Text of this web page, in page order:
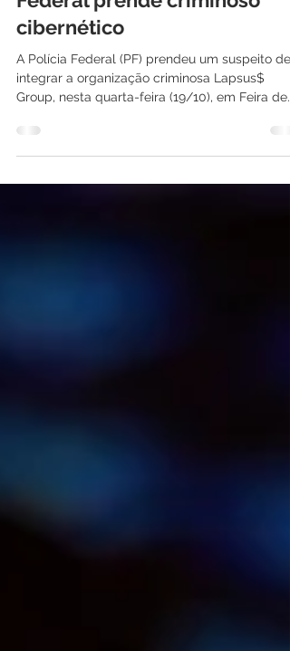
Lapsus$ Group: Polícia
Federal prende criminoso
cibernético
A Polícia Federal (PF) prendeu um suspeito de
Group, nesta quarta-feira (19/10), em Feira de...